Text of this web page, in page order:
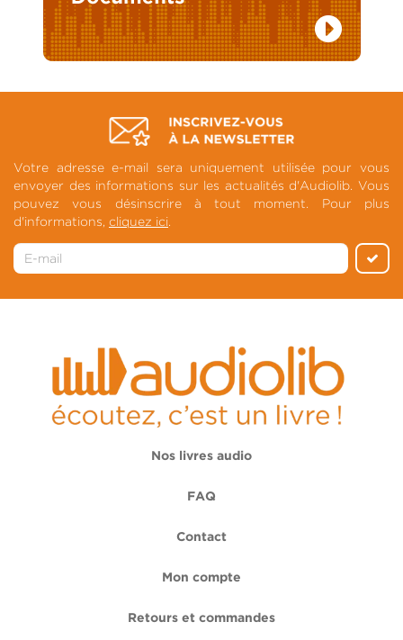
Votre adresse e-mail sera uniquement utilisée pour vous
envoyer des informations sur les actualités d'Audiolib. Vous
pouvez vous désinscrire à tout moment. Pour plus
d'informations, cliquez ici.
Nos livres audio
FAQ
Contact
Mon compte
Retours et commandes